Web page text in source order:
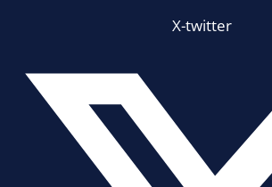
X-twitter